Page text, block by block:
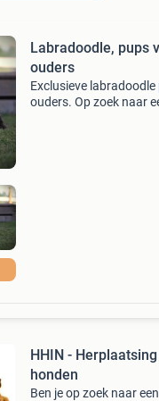
Labradoodle, pups
ouders
Exclusieve
ouders. Op zoek naar
HHIN -
honden
Ben je op zoek naar